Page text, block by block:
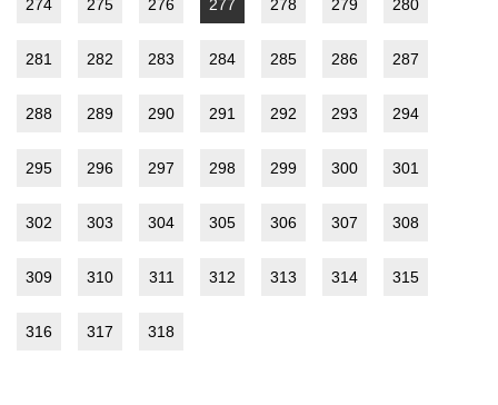
274 275 276 277 278 279 280
281 282 283 284 285 286 287
288 289 290 291 292 293 294
295 296 297 298 299 300 301
302 303 304 305 306 307 308
309 310 311 312 313 314 315
316 317 318